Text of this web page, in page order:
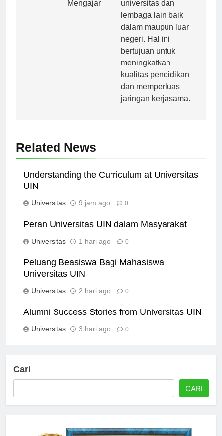
Mengajar
universitas dan
lembaga lain baik
dalam maupun luar
negeri. Hal ini
bertujuan untuk
meningkatkan
kualitas pendidikan
dan memperluas
jaringan kerjasama.
Related News
Understanding the Curriculum at Universitas
UIN
Universitas 9 jam ago 0
Peran Universitas UIN dalam Masyarakat
Universitas 1 hari ago 0
Peluang Beasiswa Bagi Mahasiswa
Universitas UIN
Universitas 2 hari ago 0
Alumni Success Stories from Universitas UIN
Universitas 3 hari ago 0
Cari
CARI